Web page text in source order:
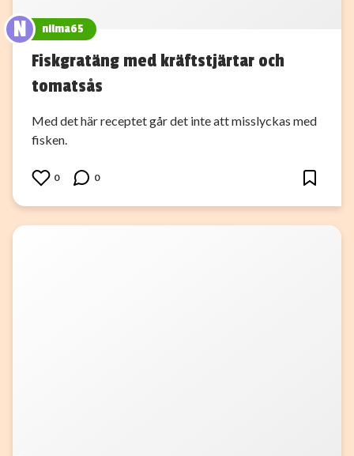
N nilma65
Fiskgratäng med kräftstjärtar och
tomatsås
Med det här receptet går det inte att misslyckas med
fisken.
0 0